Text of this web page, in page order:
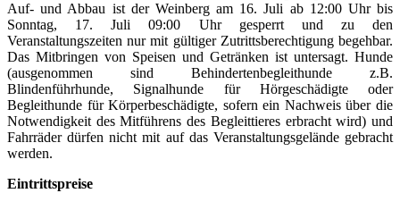
Auf- und Abbau ist der Weinberg am 16. Juli ab 12:00 Uhr bis
Sonntag, 17. Juli 09:00 Uhr gesperrt und zu den
Veranstaltungszeiten nur mit gültiger Zutrittsberechtigung begehbar.
Das Mitbringen von Speisen und Getränken ist untersagt. Hunde
(ausgenommen sind Behindertenbegleithunde z.B.
Blindenführhunde, Signalhunde für Hörgeschädigte oder
Begleithunde für Körperbeschädigte, sofern ein Nachweis über die
Notwendigkeit des Mitführens des Begleittieres erbracht wird) und
Fahrräder dürfen nicht mit auf das Veranstaltungsgelände gebracht
werden.
Eintrittspreise